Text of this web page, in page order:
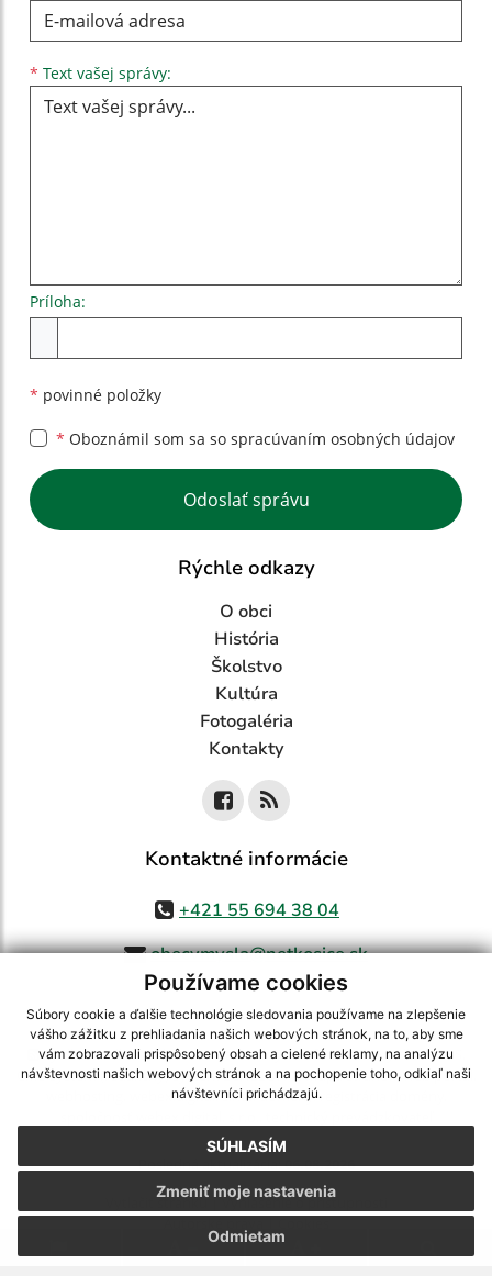
Používame cookies
Súbory cookie a ďalšie technológie sledovania používame na zlepšenie
vášho zážitku z prehliadania našich webových stránok, na to, aby sme
vám zobrazovali prispôsobený obsah a cielené reklamy, na analýzu
návštevnosti našich webových stránok a na pochopenie toho, odkiaľ naši
návštevníci prichádzajú.
SÚHLASÍM
Odmietam
Zmeniť moje nastavenia
* Text vašej správy:
Príloha:
* povinné položky
* Oboznámil som sa so spracúvaním osobných údajov
Google reCaptcha Response
Odoslať správu
Rýchle odkazy
O obci
História
Školstvo
Kultúra
Fotogaléria
Kontakty
Kontaktné informácie
+421 55 694 38 04
obecvmysla@netkosice.sk
využite možnosť získavania aktuálnych informácií s využitím RSS
CMS systém (redakčný) systém ECHELON 2,Mapa stránok,web portál
webex.digital, s.r.o.,domény,registrácia domény
Posledná aktualizácia:06.08.2026
Vytlačiť stránku|Vyhlásenie o prístupnosti